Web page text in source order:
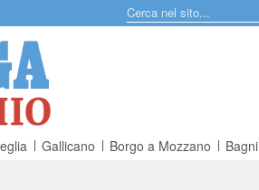
Gallicano Borgo a Mozzano